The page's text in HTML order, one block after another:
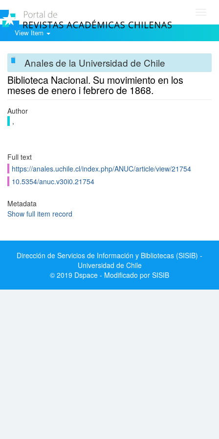
View Item
Anales de la Universidad de Chile
Biblioteca Nacional. Su movimiento en los
meses de enero i febrero de 1868.
Author
,
Full text
https://anales.uchile.cl/index.php/ANUC/article/view/21754
10.5354/anuc.v30i0.21754
Metadata
Show full item record
Dirección de Servicios de Información y Bibliotecas (SISIB) -
Universidad de Chile
© 2019 Dspace - Modificado por SISIB